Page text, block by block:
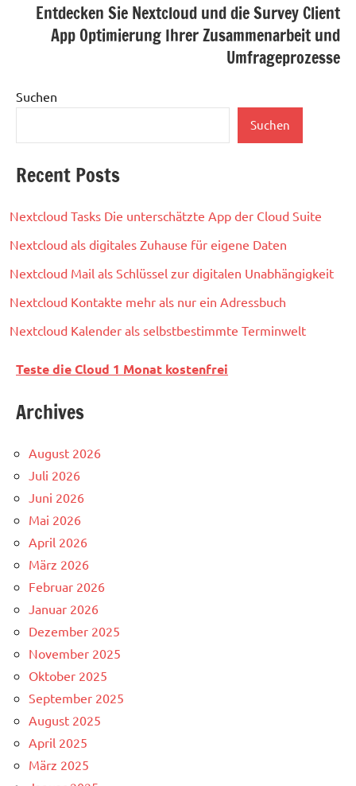
Entdecken Sie Nextcloud und die Survey Client
App Optimierung Ihrer Zusammenarbeit und
Umfrageprozesse
Suchen
Suchen
Recent Posts
Nextcloud Tasks Die unterschätzte App der Cloud Suite
Nextcloud als digitales Zuhause für eigene Daten
Nextcloud Mail als Schlüssel zur digitalen Unabhängigkeit
Nextcloud Kontakte mehr als nur ein Adressbuch
Nextcloud Kalender als selbstbestimmte Terminwelt
Teste die Cloud 1 Monat kostenfrei
Archives
August 2026
Juli 2026
Juni 2026
Mai 2026
April 2026
März 2026
Februar 2026
Januar 2026
Dezember 2025
November 2025
Oktober 2025
September 2025
August 2025
April 2025
März 2025